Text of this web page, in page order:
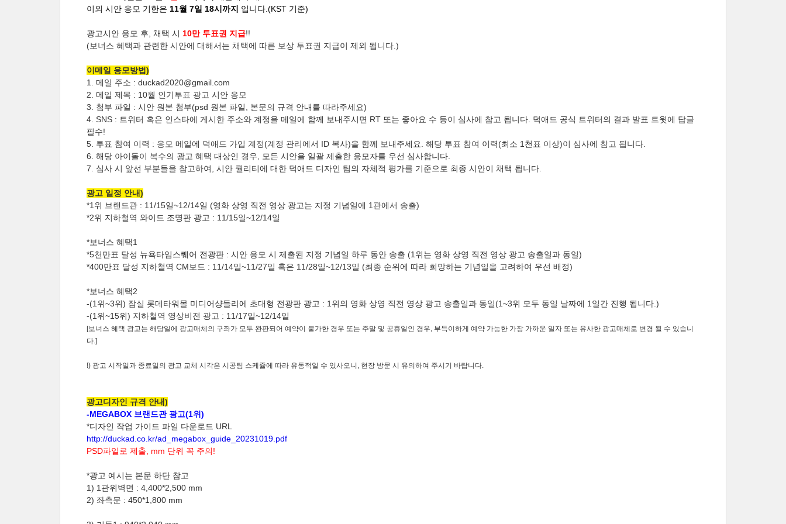
이외 시안 응모 기한은 11월 7일 18시까지 입니다. (KST 기준)
광고시안 응모 후, 채택 시 10만 투표권 지급!!
(보너스 혜택과 관련한 시안에 대해서는 채택에 따른 보상 투표권 지급이 제외 됩니다.)
이메일 응모방법)
1. 메일 주소 : duckad2020@gmail.com
2. 메일 제목 : 10월 인기투표 광고 시안 응모
3. 첨부 파일 : 시안 원본 첨부(psd 원본 파일, 본문의 규격 안내를 따라주세요)
4. SNS : 트위터 혹은 인스타에 게시한 주소와 계정을 메일에 함께 보내주시면 RT 또는 좋아요 수 등이 심사에 참고 됩니다. 덕애드 공식 트위터의 결과 발표 트윗에 답글
필수!
5. 투표 참여 이력 : 응모 메일에 덕애드 가입 계정(계정 관리에서 ID 복사)을 함께 보내주세요. 해당 투표 참여 이력(최소 1천표 이상)이 심사에 참고 됩니다.
6. 해당 아이돌이 복수의 광고 혜택 대상인 경우, 모든 시안을 일괄 제출한 응모자를 우선 심사합니다.
7. 심사 시 앞선 부분들을 참고하여, 시안 퀄리티에 대한 덕애드 디자인 팀의 자체적 평가를 기준으로 최종 시안이 채택 됩니다.
광고 일정 안내)
*1위 브랜드관 : 11/15일~12/14일 (영화 상영 직전 영상 광고는 지정 기념일에 1관에서 송출)
*2위 지하철역 와이드 조명판 광고 : 11/15일~12/14일
*보너스 혜택1
*5천만표 달성 뉴욕타임스퀘어 전광판 : 시안 응모 시 제출된 지정 기념일 하루 동안 송출 (1위는 영화 상영 직전 영상 광고 송출일과 동일)
*400만표 달성 지하철역 CM보드 : 11/14일~11/27일 혹은 11/28일~12/13일 (최종 순위에 따라 희망하는 기념일을 고려하여 우선 배정)
*보너스 혜택2
-(1위~3위) 잠실 롯데타워몰 미디어샹들리에 초대형 전광판 광고 : 1위의 영화 상영 직전 영상 광고 송출일과 동일(1~3위 모두 동일 날짜에 1일간 진행 됩니다.)
-(1위~15위) 지하철역 영상비전 광고 : 11/17일~12/14일
[보너스 혜택 광고는 해당일에 광고매체의 구좌가 모두 완판되어 예약이 불가한 경우 또는 주말 및 공휴일인 경우, 부득이하게 예약 가능한 가장 가까운 일자 또는 유사한 광고매체로 변경 될 수 있습니
다.]
!) 광고 시작일과 종료일의 광고 교체 시각은 시공팀 스케쥴에 따라 유동적일 수 있사오니, 현장 방문 시 유의하여 주시기 바랍니다.
광고디자인 규격 안내)
-MEGABOX 브랜드관 광고(1위)
*디자인 작업 가이드 파일 다운로드 URL
http://duckad.co.kr/ad_megabox_guide_20231019.pdf
PSD파일로 제출, mm 단위 꼭 주의!
*광고 예시는 본문 하단 참고
1) 1관위벽면 : 4,400*2,500 mm
2) 좌측문 : 450*1,800 mm